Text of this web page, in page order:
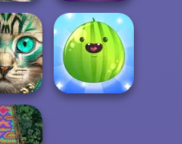
Mystic Mahjong